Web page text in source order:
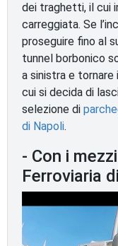
dei traghetti, il cui
carreggiata. Se
proseguire fino al
tunnel borbonico
a sinistra e tornare
cui si decida di
selezione di
di Napoli.
- Con i
Ferroviaria